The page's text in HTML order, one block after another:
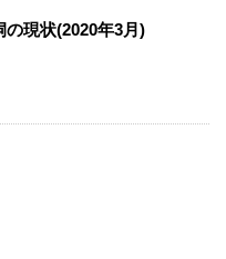
の現状(2020年3月)